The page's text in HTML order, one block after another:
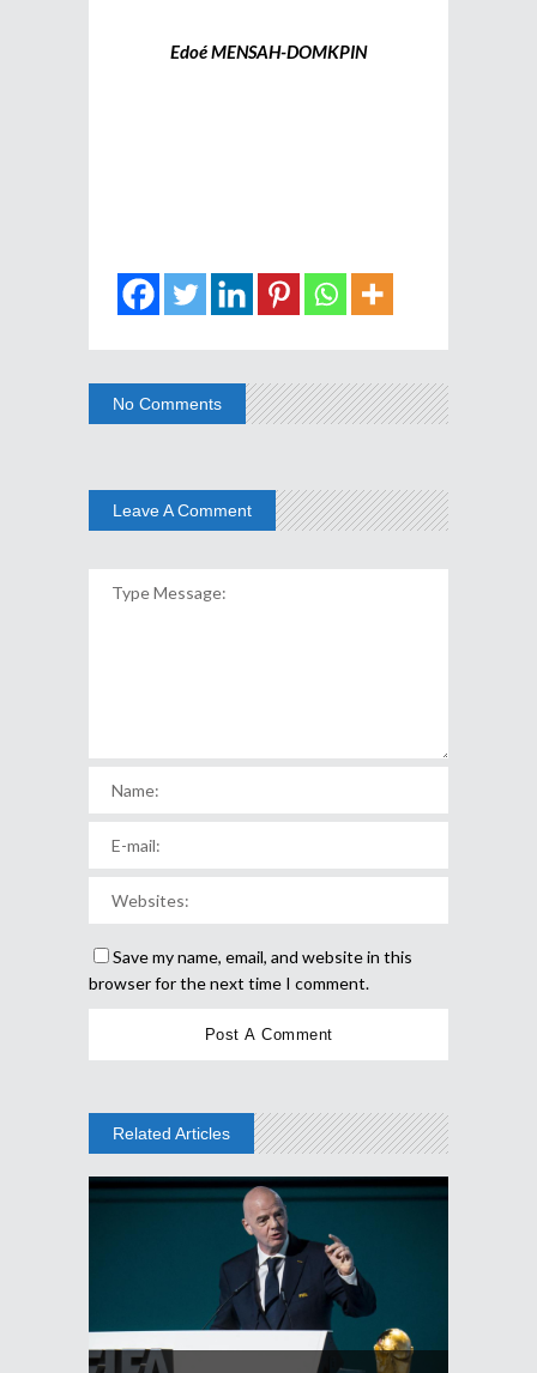
Edoé MENSAH-DOMKPIN
No Comments
Leave A Comment
Save my name, email, and website in this
browser for the next time I comment.
Related Articles